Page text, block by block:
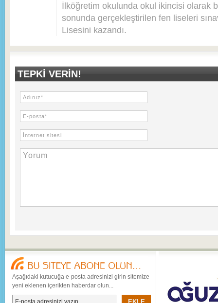
İlköğretim okulunda okul ikincisi olarak
sonunda gerçekleştirilen fen liseleri
Lisesini kazandı.
TEPKI VERIN!
Aşağıdaki kutucuğa e-posta adresinizi girin sitemize
yeni eklenen içerikten haberdar olun...